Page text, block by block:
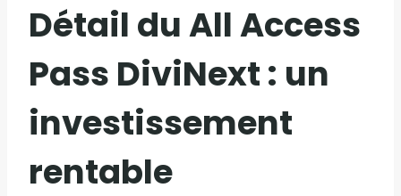
Détail duAll Access
Pass DiviNext : un
investissement
rentable